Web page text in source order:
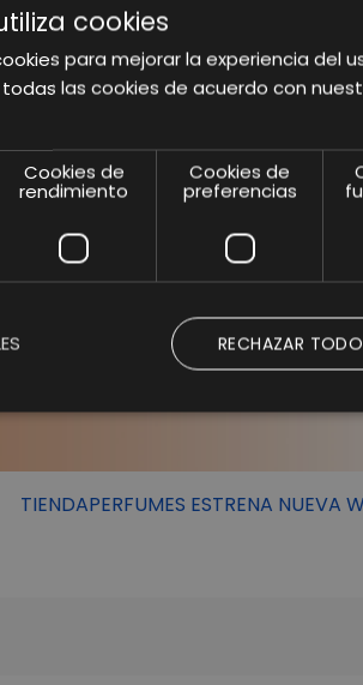
RELATED
TIENDAPERFUMES ESTRENA NUEVA
cookies
para mejorar la experiencia del
las cookies de acuerdo con
Cookies de
rendimiento
Cookies de
preferencias
RECHAZAR TODO